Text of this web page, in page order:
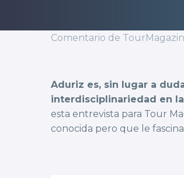
Comentario de
Aduriz es, sin lugar a
interdisciplinariedad en
esta entrevista para Tour
conocida pero que le